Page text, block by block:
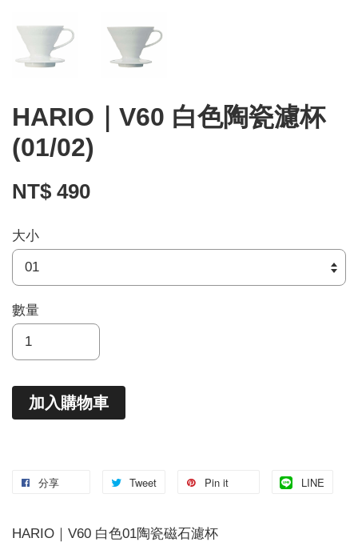
HARIO｜V60 白色陶瓷濾杯
(01/02)
NT$ 490
大小
數量
加入購物車
分享 Tweet Pin it LINE
HARIO｜V60 白色01陶瓷磁石濾杯